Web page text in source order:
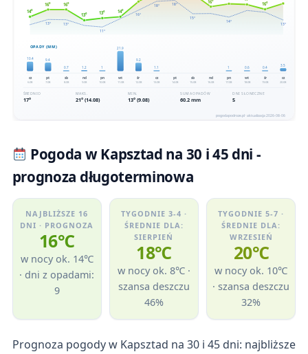
Pogoda w Kapsztad na 30 i 45 dni -
prognoza długoterminowa
NAJBLIŻSZE 16
DNI · PROGNOZA
16℃
w nocy ok. 14℃
· dni z opadami:
9
TYGODNIE 3-4 ·
ŚREDNIE DLA:
SIERPIEŃ
18℃
w nocy ok. 8℃ ·
szansa deszczu
46%
TYGODNIE 5-7 ·
ŚREDNIE DLA:
WRZESIEŃ
20℃
w nocy ok. 10℃
· szansa deszczu
32%
Prognoza pogody w Kapsztad na 30 i 45 dni: najbliższe